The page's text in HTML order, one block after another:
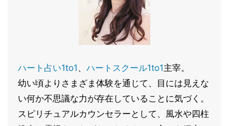
ハート占い1to1 、 ハートスクール1to1主宰。
幼い頃よりさまざま体験を通じて、目には見えな
い何か不思議な力が存在していることに気づく。
スピリチュアルカウンセラーとして、風水や四柱